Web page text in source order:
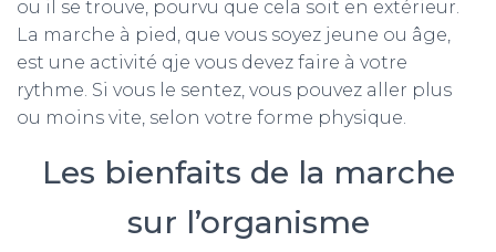
ou il se trouve, pourvu que cela soit en extérieur.
La marche à pied, que vous soyez jeune ou âge,
est une activité qje vous devez faire à votre
rythme. Si vous le sentez, vous pouvez aller plus
ou moins vite, selon votre forme physique.
Les bienfaits de la marche
sur l’organisme